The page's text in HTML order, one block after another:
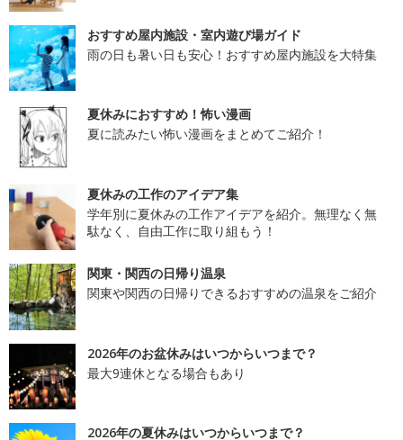
おすすめ屋内施設・室内遊び場ガイド
雨の日も暑い日も安心！おすすめ屋内施設を大特集
夏休みにおすすめ！怖い漫画
夏に読みたい怖い漫画をまとめてご紹介！
夏休みの工作のアイデア集
学年別に夏休みの工作アイデアを紹介。無理なく無
駄なく、自由工作に取り組もう！
関東・関西の日帰り温泉
関東や関西の日帰りできるおすすめの温泉をご紹介
2026年のお盆休みはいつからいつまで？
最大9連休となる場合もあり
2026年の夏休みはいつからいつまで？